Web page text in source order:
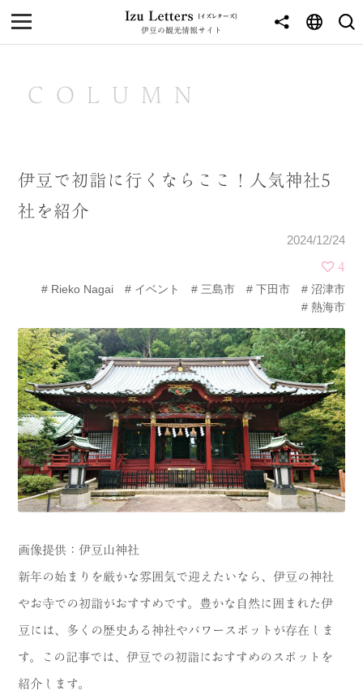
伊豆の観光情報サイト
MENU
NEWS
東伊豆
北伊豆
中伊豆
CATEGORY
海 岬
温泉 花
池・滝・川 山・公園・棚田
動物と触れ合える場所
神社仏閣 食
人 洞窟・島
COLUMN
伊豆で初詣に行くならここ！人気神社5
社を紹介
2024/12/24
4
Rieko Nagai
イベント 三島市 下田市
沼津市
熱海市
画像提供：伊豆山神社
新年の始まりを厳かな雰囲気で迎えたいなら、伊豆の神社
やお寺での初詣がおすすめです。豊かな自然に囲まれた伊
豆には、多くの歴史ある神社やパワースポットが存在しま
す。この記事では、伊豆での初詣におすすめのスポットを
紹介します。